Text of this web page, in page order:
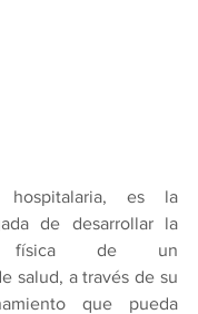
hospitalaria, es la
de desarrollar la
física de un
salud, a través de su
que pueda